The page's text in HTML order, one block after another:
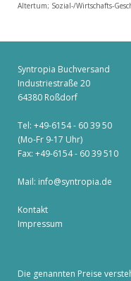
Altertum; Sozial-/Wirtschafts-
Syntropia Buchversand
Industriestraße 20
64380 Roßdorf
Tel: +49-6154 - 60 39 50
(Mo-Fr 9-17 Uhr)
Fax: +49-6154 - 60 39 510
Mail: info@syntropia.de
Kontakt
Impressum
Die genannten Preise